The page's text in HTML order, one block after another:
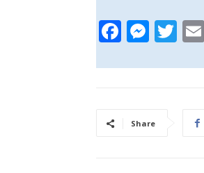
F
c
b
M
ss
n
T
tt
Share